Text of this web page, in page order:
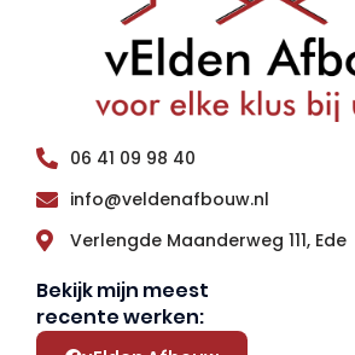
06 41 09 98 40
info@veldenafbouw.nl
Verlengde Maanderweg 111, Ede
Bekijk mijn meest
recente werken: